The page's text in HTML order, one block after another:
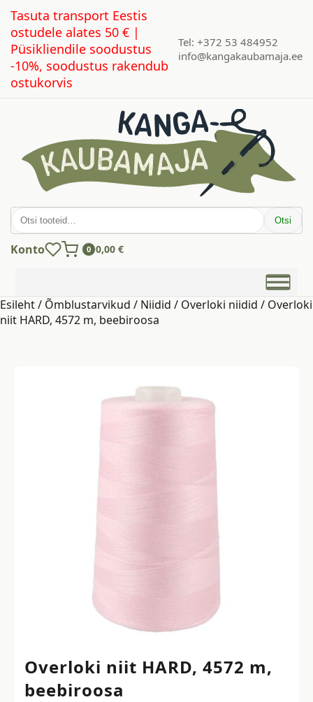
Tasuta transport Eestis
ostudele alates 50 € |
Püsikliendile soodustus
-10%, soodustus rakendub
ostukorvis
Tel: +372 53 484952
info@kangakaubamaja.ee
Otsi: Otsi
Konto 0 0,00 €
Esileht/ Õmblustarvikud / Niidid / Overloki niidid / Overloki
niit HARD, 4572 m, beebiroosa
Overloki niit HARD, 4572 m,
beebiroosa